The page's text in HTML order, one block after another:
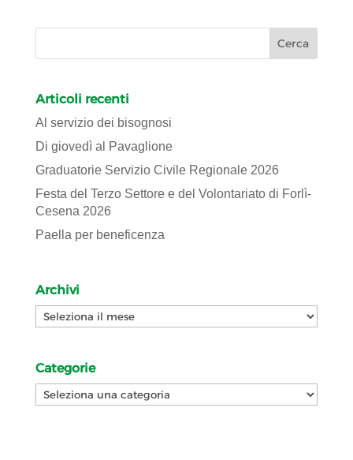
Articoli recenti
Al servizio dei bisognosi
Di giovedì al Pavaglione
Graduatorie Servizio Civile Regionale 2026
Festa del Terzo Settore e del Volontariato di Forlì-
Cesena 2026
Paella per beneficenza
Archivi
Archivi
Categorie
Categorie